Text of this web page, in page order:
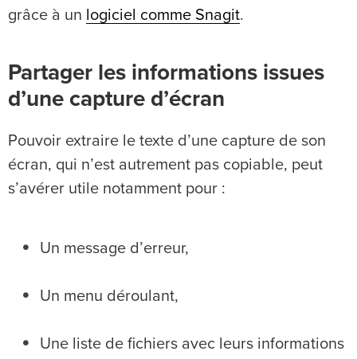
grâce à un logiciel comme Snagit.
Partager les informations issues
d’une capture d’écran
Pouvoir extraire le texte d’une capture de son
écran, qui n’est autrement pas copiable, peut
s’avérer utile notamment pour :
Un message d’erreur,
Un menu déroulant,
Une liste de fichiers avec leurs informations